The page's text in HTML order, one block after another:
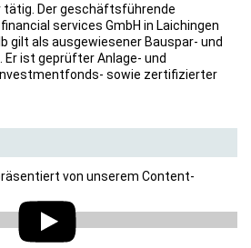
Der geschäftsführende
services GmbH in Laichingen
gilt als ausgewiesener Bauspar- und
ist geprüfter Anlage- und
sowie zertifizierter
von unserem Content-